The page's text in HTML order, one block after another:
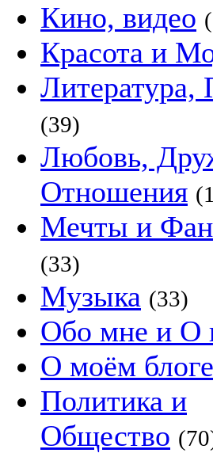
Кино, видео
Красота и
Литература,
(39)
Любовь,
Отношения
Мечты и
(33)
Музыка (33)
Обо мне и О
О моём блоге
Политика и
Общество